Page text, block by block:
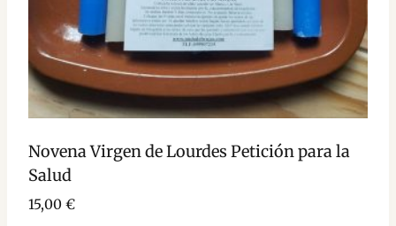
Novena Virgen de Lourdes Petición para la
Salud
15,00 €